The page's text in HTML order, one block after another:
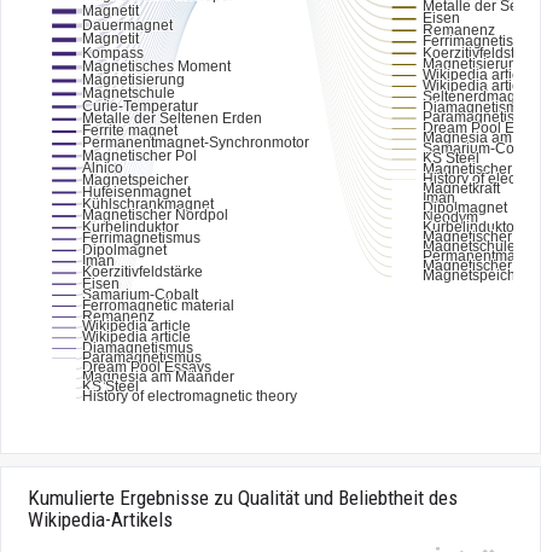
Kumulierte Ergebnisse zu Qualität und Beliebtheit des
Wikipedia-Artikels